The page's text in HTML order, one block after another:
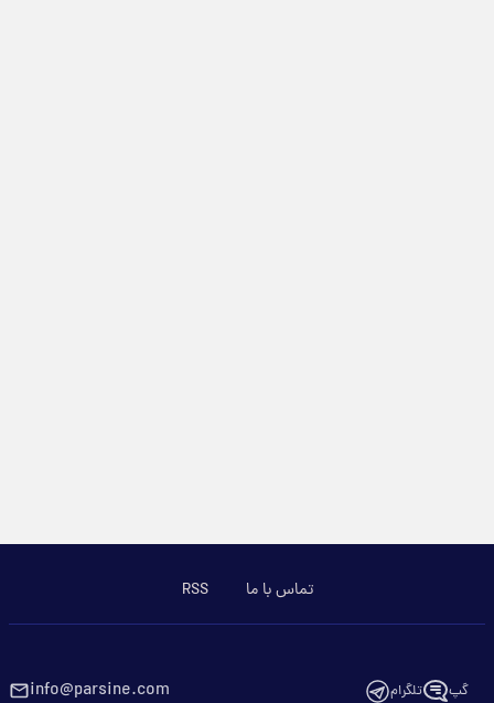
تماس با ما RSS
گپ تلگرام info@parsine.com